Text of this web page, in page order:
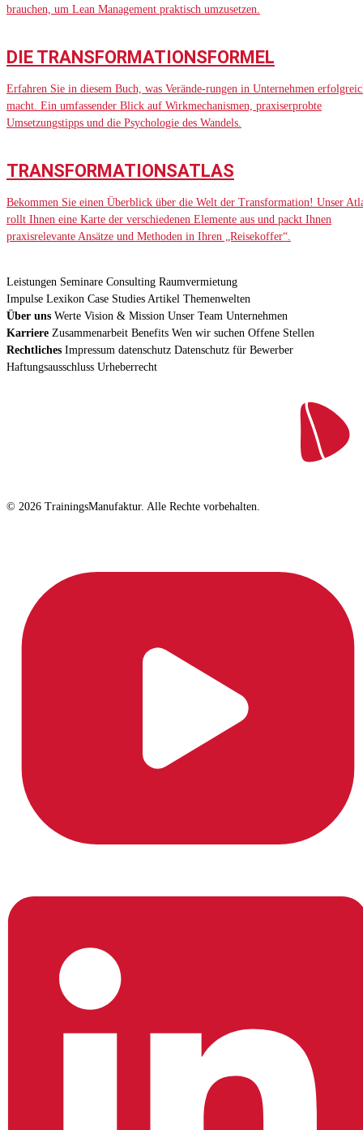
brauchen, um Lean Management praktisch umzusetzen.
DIE TRANSFORMATIONSFORMEL
Erfahren Sie in diesem Buch, was Verände-rungen in Unternehmen
macht. Ein umfassender Blick auf Wirkmechanismen, praxiserprobte
Umsetzungstipps und die Psychologie des Wandels.
TRANSFORMATIONSATLAS
Bekommen Sie einen Überblick über die Welt der Transformation! Unser
rollt Ihnen eine Karte der verschiedenen Elemente aus und packt Ihnen
praxisrelevante Ansätze und Methoden in Ihren „Reisekoffer“.
Leistungen Seminare Consulting Raumvermietung
Impulse Lexikon Case Studies Artikel Themenwelten
Über uns Werte Vision & Mission Unser Team Unternehmen
Karriere Zusammenarbeit Benefits Wen wir suchen Offene Stellen
Rechtliches Impressum datenschutz Datenschutz für Bewerber
Haftungsausschluss Urheberrecht
© 2026 TrainingsManufaktur. Alle Rechte vorbehalten.